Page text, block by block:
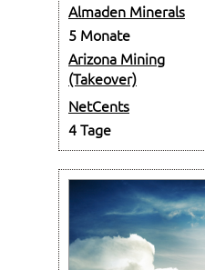
Almaden Minerals
5 Monate
Arizona Mining
(Takeover)
NetCents
4 Tage